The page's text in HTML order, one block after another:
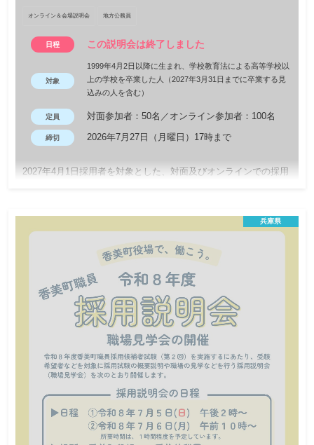
オンライン＆会場説明会 地方公務員
日程 この説明会は終了しました
対象
1999年4月2日以降に生まれ、学校教育法による高等学校以
上の学校を卒業した人（2027年3月31日までに卒業する見
込みの人を含む）
定員 対面参加者：50名／オンライン参加者：100名
締切 2026年7月27日（月曜日）17時まで
2027年4月1日採用者を対象とした、対面及びオンラインでの採用
や実際の仕事内容について、先輩職員の声を聞くことができま
す。 皆さま、ぜひご参加ください！
兵庫県